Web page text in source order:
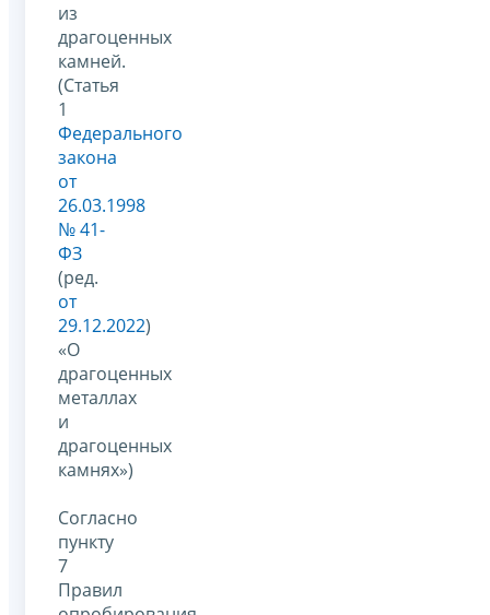
из
драгоценных
камней.
(Статья
1
Федерального
закона
от
26.03.1998
№ 41-
ФЗ
(ред.
от
29.12.2022)
«О
драгоценных
металлах
и
драгоценных
камнях»)
Согласно
пункту
7
Правил